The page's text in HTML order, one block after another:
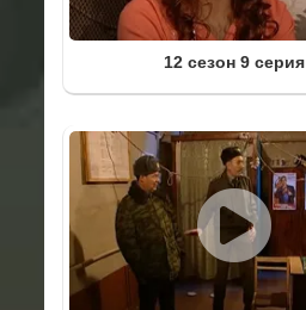
12 сезон 9 серия